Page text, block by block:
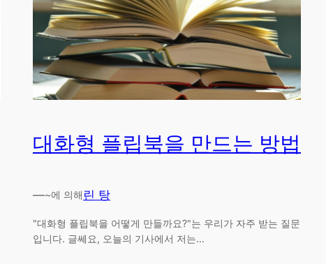
대화형 플립북을 만드는 방법
—~에 의해 린 탕
"대화형 플립북을 어떻게 만들까요?"는 우리가 자주 받는 질문
입니다. 글쎄요, 오늘의 기사에서 저는...